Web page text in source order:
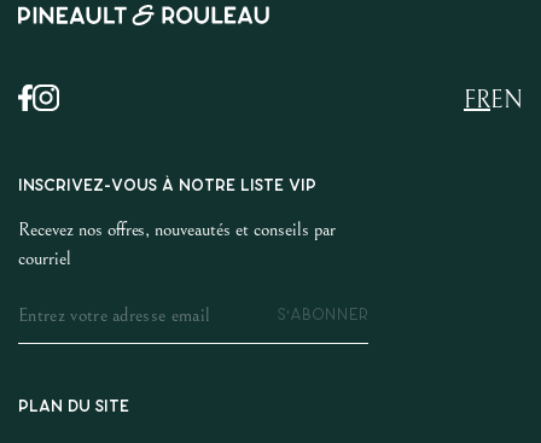
EN
FR
INSCRIVEZ-VOUS À NOTRE LISTE VIP
Recevez nos offres, nouveautés et conseils par
courriel
S'ABONNER
PLAN DU SITE